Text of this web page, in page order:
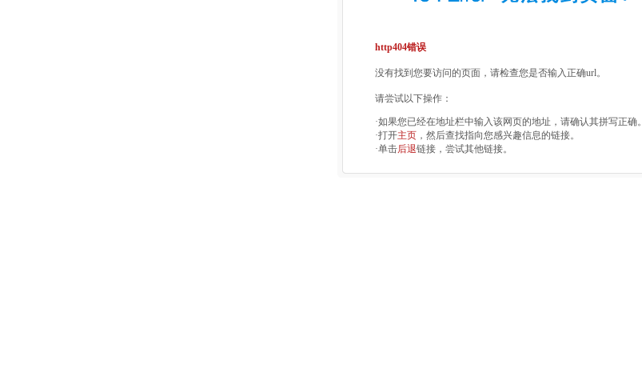
http404错误
没有找到您要访问的页面，请检查您是否输入正确url。
请尝试以下操作：
·如果您已经在地址栏中输入该网页的地址，请确认其拼写正确。
·打开主页 ，然后查找指向您感兴趣信息的链接。
·单击后退链接，尝试其他链接。